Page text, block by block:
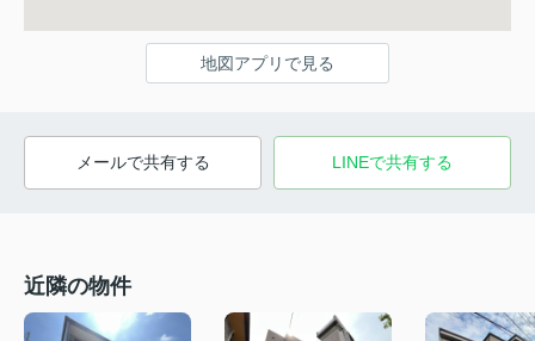
地図アプリで見る
メールで共有する LINEで共有する
近隣の物件